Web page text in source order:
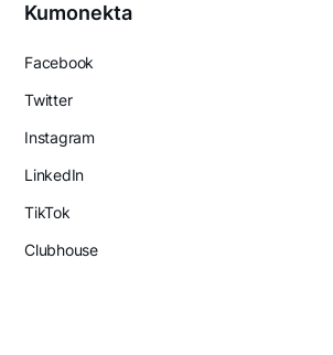
Kumonekta
Facebook
Twitter
Instagram
LinkedIn
TikTok
Clubhouse